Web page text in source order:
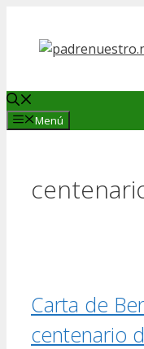
contenido
Menú
Carta de
centenario